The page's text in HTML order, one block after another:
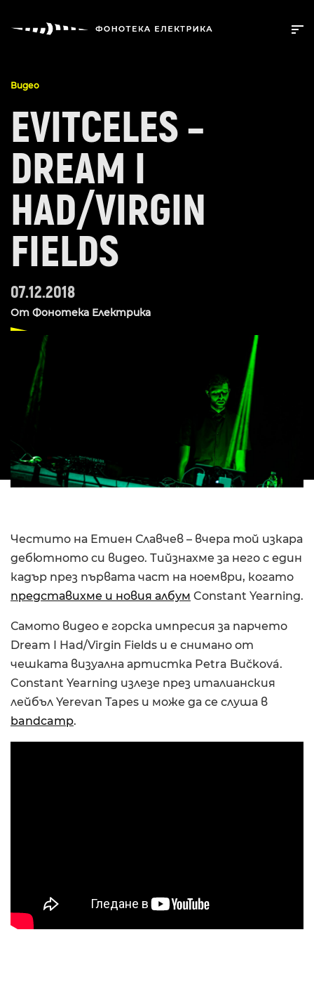
Видео
EVITCELES –
DREAM I
HAD/VIRGIN
FIELDS
07.12.2018
От Фонотека Електрика
Честито на Етиен Славчев – вчера той изкара
дебютното си видео. Тийзнахме за него с един
кадър през първата част на ноември, когато
представихме и новия албум Constant Yearning.
Самото видео е горска импресия за парчето
Dream I Had/Virgin Fields и е снимано от
чешката визуална артистка Petra Bučková.
Constant Yearning излезе през италианския
лейбъл Yerevan Tapes и може да се слуша в
bandcamp.